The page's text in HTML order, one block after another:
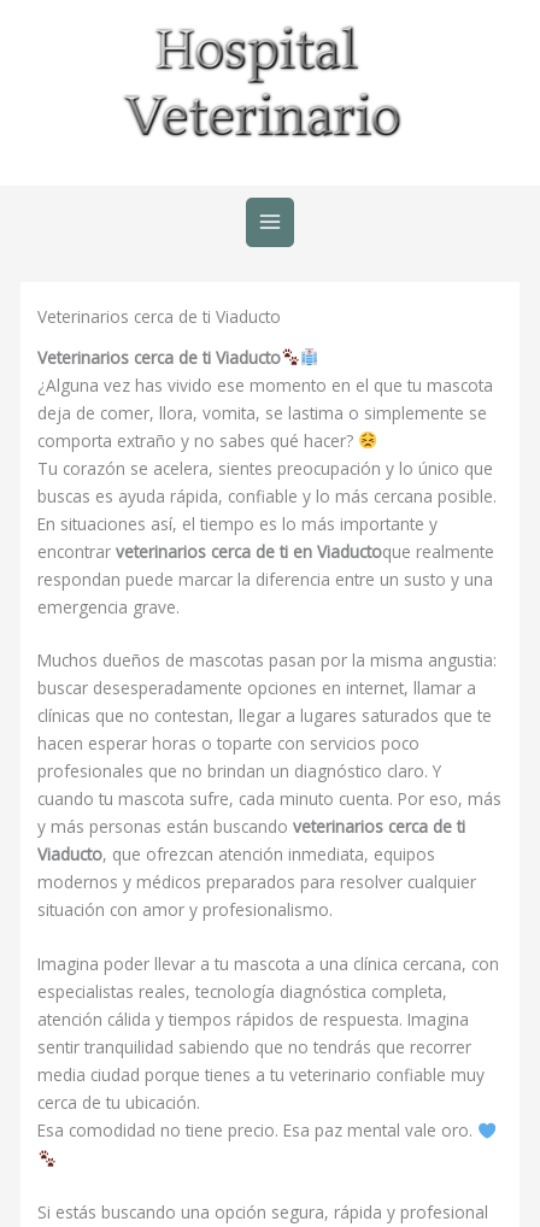
Veterinarios cerca de ti Viaducto
Veterinarios cerca de ti Viaducto
¿Alguna vez has vivido ese momento en el que tu mascota
deja de comer, llora, vomita, se lastima o simplemente se
comporta extraño y no sabes qué hacer?
Tu corazón se acelera, sientes preocupación y lo único que
buscas es ayuda rápida, confiable y lo más cercana posible.
En situaciones así, el tiempo es lo más importante y
encontrarveterinarios cerca de ti en Viaductoque realmente
respondan puede marcar la diferencia entre un susto y una
emergencia grave.
Muchos dueños de mascotas pasan por la misma angustia:
buscar desesperadamente opciones en internet, llamar a
clínicas que no contestan, llegar a lugares saturados que te
hacen esperar horas o toparte con servicios poco
profesionales que no brindan un diagnóstico claro. Y
cuando tu mascota sufre, cada minuto cuenta. Por eso, más
y más personas están buscandoveterinarios cerca de ti
Viaducto, que ofrezcan atención inmediata, equipos
modernos y médicos preparados para resolver cualquier
situación con amor y profesionalismo.
Imagina poder llevar a tu mascota a una clínica cercana, con
especialistas reales, tecnología diagnóstica completa,
atención cálida y tiempos rápidos de respuesta. Imagina
sentir tranquilidad sabiendo que no tendrás que recorrer
media ciudad porque tienes a tu veterinario confiable muy
cerca de tu ubicación.
Esa comodidad no tiene precio. Esa paz mental vale oro.
Si estás buscando una opción segura, rápida y profesional